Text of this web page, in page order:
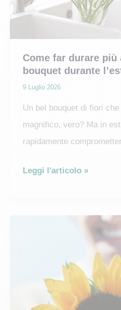
Come far durare più
bouquet durante
9 Luglio 2026
Un bel bouquet di fiori che
magnifico, vero? Ma in
rapidamente
Come
bouquet
durante
Leggi l'articolo »